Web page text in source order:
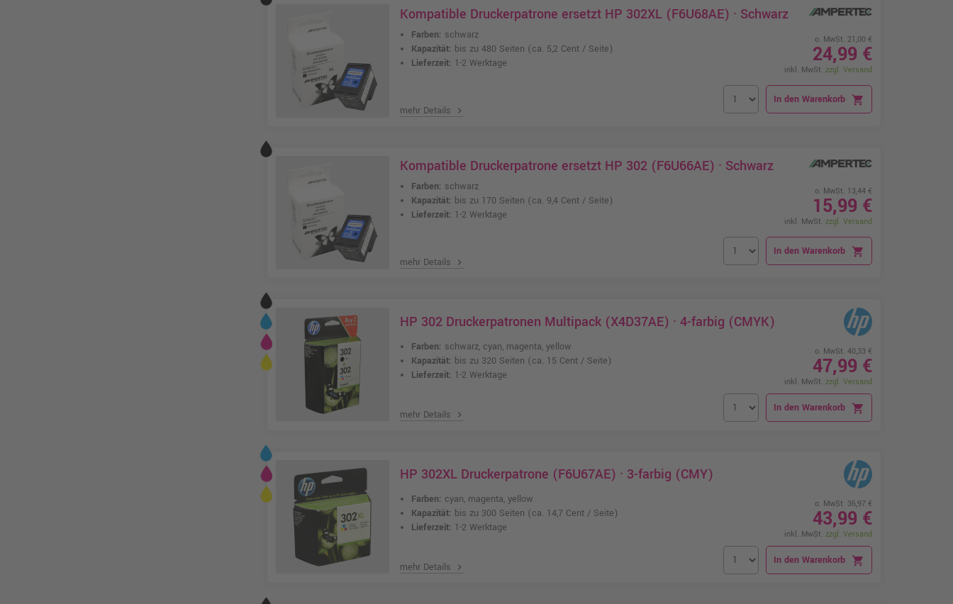
Kompatible Druckerpatrone ersetzt HP 302XL (F6U68AE) · Schwarz
Farben: schwarz
Kapazität: bis zu 480 Seiten (ca. 5,2 Cent / Seite)
Lieferzeit: 1-2 Werktage
mehr Details chevron_right
o. MwSt. 21,00 €
24,99 €
inkl. MwSt. zzgl. Versand
In den Warenkorb shopping_cart
Kompatible Druckerpatrone ersetzt HP 302 (F6U66AE) · Schwarz
Farben: schwarz
Kapazität: bis zu 170 Seiten (ca. 9,4 Cent / Seite)
Lieferzeit: 1-2 Werktage
mehr Details chevron_right
o. MwSt. 13,44 €
15,99 €
inkl. MwSt. zzgl. Versand
In den Warenkorb shopping_cart
HP 302 Druckerpatronen Multipack (X4D37AE) · 4-farbig (CMYK)
Farben: schwarz, cyan, magenta, yellow
Kapazität: bis zu 320 Seiten (ca. 15 Cent / Seite)
Lieferzeit: 1-2 Werktage
mehr Details chevron_right
o. MwSt. 40,33 €
47,99 €
inkl. MwSt. zzgl. Versand
In den Warenkorb shopping_cart
HP 302XL Druckerpatrone (F6U67AE) · 3-farbig (CMY)
Farben: cyan, magenta, yellow
Kapazität: bis zu 300 Seiten (ca. 14,7 Cent / Seite)
Lieferzeit: 1-2 Werktage
mehr Details chevron_right
o. MwSt. 36,97 €
43,99 €
inkl. MwSt. zzgl. Versand
In den Warenkorb shopping_cart